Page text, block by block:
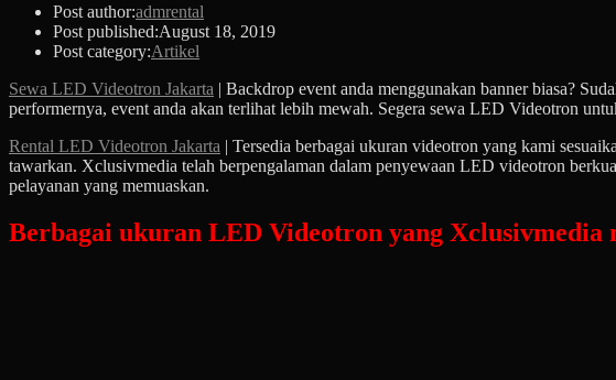
Post author:admrental
Post published:August 18, 2019
Post category:Artikel
Sewa LED Videotron Jakarta | Backdrop event anda menggunakan banner biasa?
performernya, event anda akan terlihat lebih mewah. Segera sewa LED Videotron
Rental LED Videotron Jakarta | Tersedia berbagai ukuran videotron yang kami
tawarkan. Xclusivmedia telah berpengalaman dalam penyewaan LED videotron
pelayanan yang memuaskan.
Berbagai ukuran LED Videotron yang